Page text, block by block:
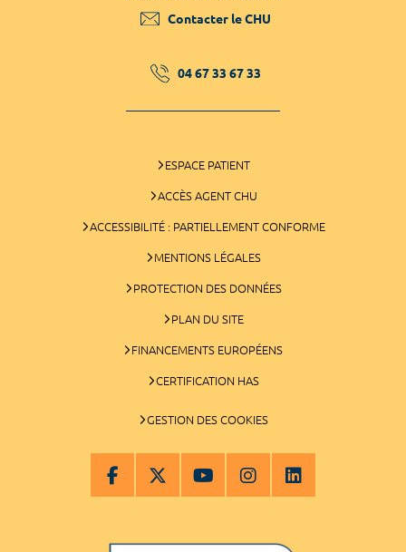
Contacter le CHU
04 67 33 67 33
ESPACE PATIENT
ACCÈS AGENT CHU
ACCESSIBILITÉ : PARTIELLEMENT CONFORME
MENTIONS LÉGALES
PROTECTION DES DONNÉES
PLAN DU SITE
FINANCEMENTS EUROPÉENS
CERTIFICATION HAS
GESTION DES COOKIES